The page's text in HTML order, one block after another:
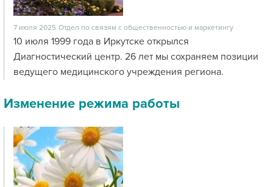
7 июля 2025 Отдел по связям с общественностью и маркетингу
10 июля 1999 года в Иркутске открылся
Диагностический центр. 26 лет мы сохраняем позиции
ведущего медицинского учреждения региона.
Изменение режима работы